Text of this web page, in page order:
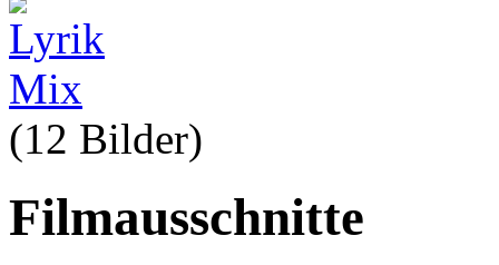
(12 Bilder)
Filmausschnitte